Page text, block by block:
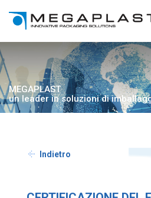
MEGAPLAST
un leader in soluzioni di
Indietro